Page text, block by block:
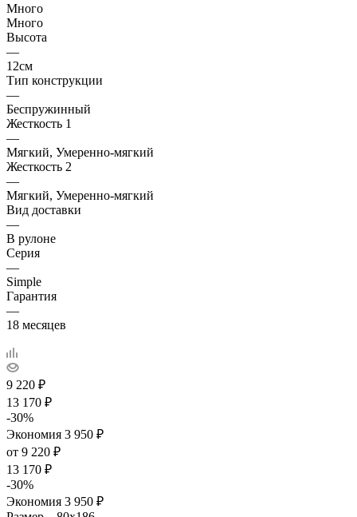
Много
Много
Высота
—
12см
Тип конструкции
—
Беспружинный
Жесткость 1
—
Мягкий, Умеренно-мягкий
Жесткость 2
—
Мягкий, Умеренно-мягкий
Вид доставки
—
В рулоне
Серия
—
Simple
Гарантия
—
18 месяцев
9 220 ₽
13 170 ₽
-30%
Экономия 3 950 ₽
от 9 220 ₽
13 170 ₽
-30%
Экономия 3 950 ₽